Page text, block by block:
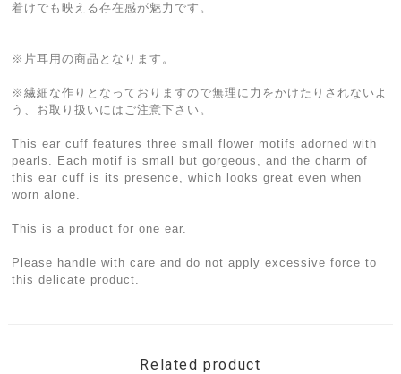
着けでも映える存在感が魅力です。
※片耳用の商品となります。
※繊細な作りとなっておりますので無理に力をかけたりされないよ
う、お取り扱いにはご注意下さい。
This ear cuff features three small flower motifs adorned with
pearls. Each motif is small but gorgeous, and the charm of
this ear cuff is its presence, which looks great even when
worn alone.
This is a product for one ear.
Please handle with care and do not apply excessive force to
this delicate product.
Related product